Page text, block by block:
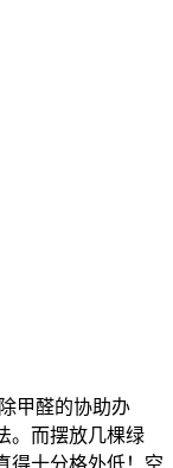
甲醛的协助办
。而摆放几棵绿
得十分格外低！空